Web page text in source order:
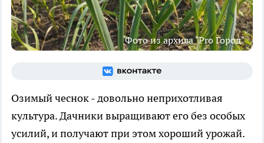
Фото из архива "Pro Город"
Озимый чеснок - довольно неприхотливая
культура. Дачники выращивают его без особых
усилий, и получают при этом хороший урожай.